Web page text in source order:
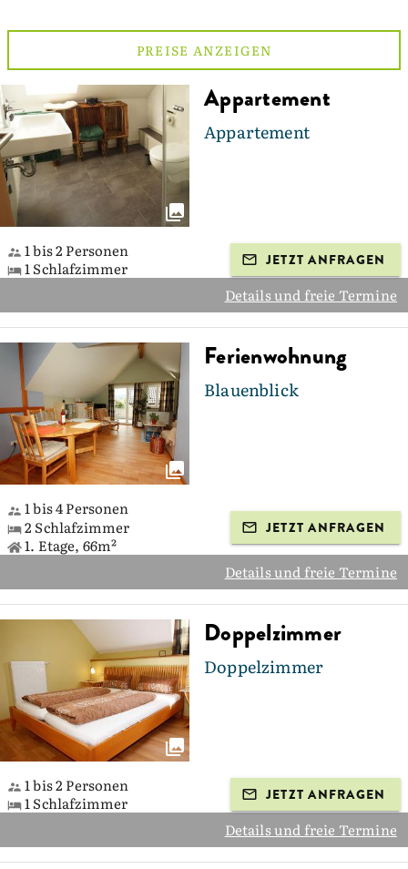
PREISE ANZEIGEN
Appartement
Appartement
1 bis 2 Personen
1 Schlafzimmer
JETZT ANFRAGEN
Details und freie Termine
Ferienwohnung
Blauenblick
1 bis 4 Personen
2 Schlafzimmer
1. Etage, 66m²
JETZT ANFRAGEN
Details und freie Termine
Doppelzimmer
Doppelzimmer
1 bis 2 Personen
1 Schlafzimmer
JETZT ANFRAGEN
Details und freie Termine